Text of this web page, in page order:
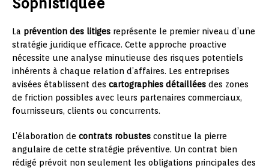
La prévention des litiges représente le premier niveau d’une
stratégie juridique efficace. Cette approche proactive
nécessite une analyse minutieuse des risques potentiels
inhérents à chaque relation d’affaires. Les entreprises
avisées établissent des cartographies détaillées des zones
de friction possibles avec leurs partenaires commerciaux,
fournisseurs, clients ou concurrents.
L’élaboration de contrats robustes constitue la pierre
angulaire de cette stratégie préventive. Un contrat bien
rédigé prévoit non seulement les obligations principales des